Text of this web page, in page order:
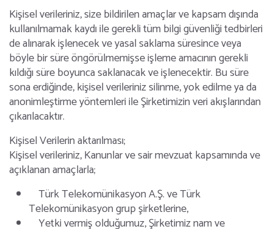
Kişisel verileriniz, size bildirilen amaçlar ve kapsam dışında
kullanılmamak kaydı ile gerekli tüm bilgi güvenliği tedbirleri
de alınarak işlenecek ve yasal saklama süresince veya
böyle bir süre öngörülmemişse işleme amacının gerekli
kıldığı süre boyunca saklanacak ve işlenecektir. Bu süre
sona erdiğinde, kişisel verileriniz silinme, yok edilme ya da
anonimleştirme yöntemleri ile Şirketimizin veri akışlarından
çıkarılacaktır.
Kişisel Verilerin aktarılması;
Kişisel verileriniz, Kanunlar ve sair mevzuat kapsamında ve
açıklanan amaçlarla;
Türk Telekomünikasyon A.Ş. ve Türk
Telekomünikasyon grup şirketlerine,
Yetki vermiş olduğumuz, Şirketimiz nam ve